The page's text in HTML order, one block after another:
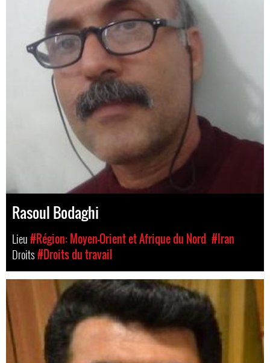
Rasoul Bodaghi
Lieu#Région: Moyen-Orient et Afrique du Nord #Iran
Droits#Droits du travail